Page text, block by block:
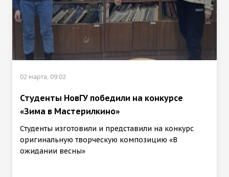
02 марта, 09:02
Студенты НовГУ победили на конкурсе
«Зима в Мастерилкино»
Студенты изготовили и представили на конкурс
оригинальную творческую композицию «В
ожидании весны»